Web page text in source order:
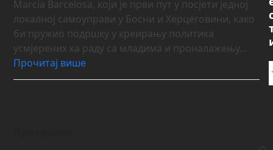
Marcia Barcelosa, који је први пут у посјети једној
локалној самоуправи у Босни и Херцеговини, како
би пружио подршку у креирању политика
усмјерених ка раду са младима и проналажењу…
Прочитај више